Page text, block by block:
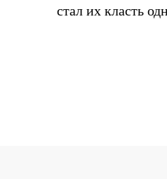
стал их класть